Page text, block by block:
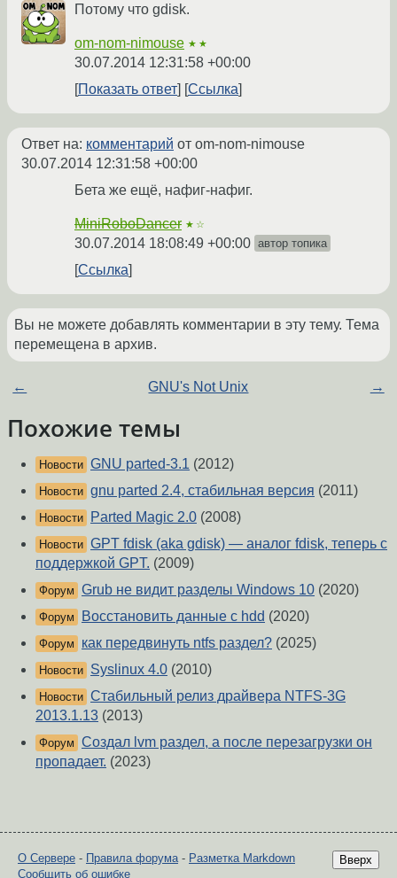
Потому что gdisk.
om-nom-nimouse ★★
30.07.2014 12:31:58 +00:00
Показать ответ
Ссылка
Ответ на: комментарий от om-nom-nimouse
30.07.2014 12:31:58 +00:00
Бета же ещё, нафиг-нафиг.
MiniRoboDancer ★☆
30.07.2014 18:08:49 +00:00 автор топика
Ссылка
Вы не можете добавлять комментарии в эту тему. Тема
перемещена в архив.
← GNU's Not Unix →
Похожие темы
Новости GNU parted-3.1 (2012)
Новости gnu parted 2.4, стабильная версия (2011)
Новости Parted Magic 2.0 (2008)
Новости GPT fdisk (aka gdisk) — аналог fdisk, теперь с
поддержкой GPT. (2009)
Форум Grub не видит разделы Windows 10 (2020)
Форум Восстановить данные с hdd (2020)
Форум как передвинуть ntfs раздел? (2025)
Новости Syslinux 4.0 (2010)
Новости Стабильный релиз драйвера NTFS-3G
2013.1.13 (2013)
Форум Создал lvm раздел, а после перезагрузки он
пропадает. (2023)
Вверх
О Сервере - Правила форума - Разметка Markdown
Сообщить об ошибке